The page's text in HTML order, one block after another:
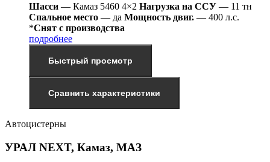
Шасси — Камаз 5460 4×2 Нагрузка на ССУ — 11 тн
Спальное место — да Мощность двиг. — 400 л.с.
*Снят с производства
подробнее
Быстрый просмотр
Сравнить характеристики
Автоцистерны
УРАЛ NEXT, Камаз, МАЗ